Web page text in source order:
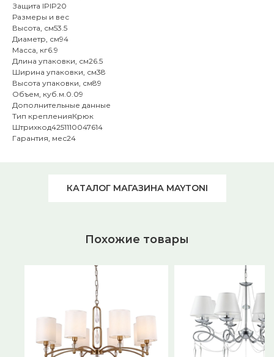
Защита IPIP20
Размеры и вес
Высота, см53.5
Диаметр, см94
Масса, кг6.9
Длина упаковки, см26.5
Ширина упаковки, см38
Высота упаковки, см89
Объем, куб.м.0.09
Дополнительные данные
Тип крепленияКрюк
Штрихкод4251110047614
Гарантия, мес24
КАТАЛОГ МАГАЗИНА MAYTONI
Похожие товары